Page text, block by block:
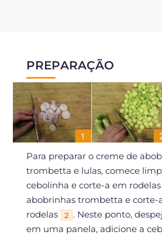
PREPARAÇÃO
Para preparar o creme de
trombetta e lulas, comece
cebolinha e corte-a em rodelas
abobrinhas trombetta e corte-
rodelas
2 . Neste ponto,
em uma panela, adicione a